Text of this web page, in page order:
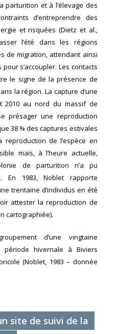
parturition et à l’élevage des
d’entreprendre des
et risquées (Dietz et al.,
l’été dans les régions
de migration, attendant ainsi
s’accoupler. Les contacts
le signe de la présence de
la région. La capture d’une
2010 au nord du massif de
présager une reproduction
38 % des captures estivales
reproduction de l’espèce en
mais, à l’heure actuelle,
de parturition n’a pu
En 1983, Noblet rapporte
trentaine d’individus en été
attester la reproduction de
cartographiée).
d’une vingtaine
période hivernale à Biviers
(Noblet, 1983 – donnée
site de suivi de la